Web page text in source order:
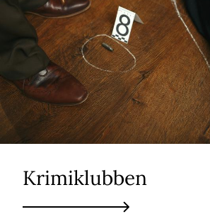
Krimiklubben